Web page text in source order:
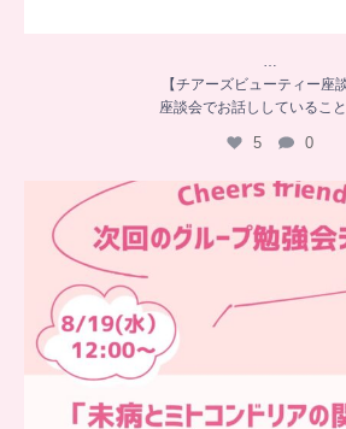
…
【チアーズビューティー座
座談会でお話ししているこ
5 0
…
グループ勉強会